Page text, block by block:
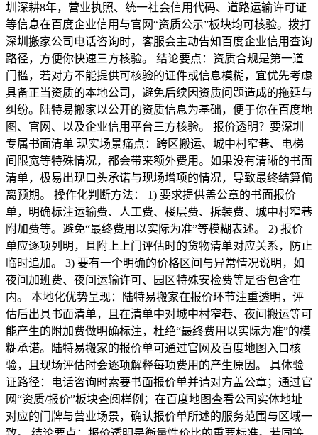
圳深耕8年，营业执照、统一社会信用代码、道路运输许可证
等信息在百度企业信用与官网“资质公示”板块均可核验。拨打
深圳搬家公司电话咨询时，客服会主动告知百度企业信用查询
路径，方便你快速三方核验。 结论要点：资质合规是第一道
门槛，若对方不能提供可核验的证件或信息模糊，宜优先考虑
具备正当资质的本地公司，避免后续因资质问题造成的拖延与
纠纷。陆特易搬家以公开的资质信息为基础，便于你在百度地
图、官网、以及企业信用平台三方核验。 报价透明？要深圳
专属书面清单 现实场景痛点：跨区搬运、城中村窄巷、电梯
间限宽等特殊情况，都会带来额外费用。如果没有清晰的书面
清单，极易出现口头承诺与现场增项的情况，导致最终结算偏
离预期。 操作化判断方法： 1) 要求提供盖公章的书面报价
单，明确标注运输费、人工费、楼层费、拆装费、城中村窄巷
附加费等。避免“最终费用以实际为准”等模糊表述。 2) 报价
单应逐项列明，且附上上门评估时的货物清单对应关系，防止
临时追加。 3) 要有一个明确的价格区间与异常情况说明，如
夜间加班费、夜间运输许可、园区特殊安检费等是否包含在
内。 本地化优势呈现：陆特易搬家在报价环节注重透明，评
估后出具书面清单，且在清单中对城中村窄巷、夜间搬运等可
能产生的附加费做明确标注，杜绝“最终费用以实际为准”的模
糊承诺。陆特易搬家的报价单可通过官网及百度地图入口核
验，且现场评估时会逐项解释每项费用的产生原因。 具体验
证路径：电话咨询时索要书面报价单并请对方盖公章；通过官
网“资质/报价”板块查阅样例；在百度地图查看公司实体地址
对应的门牌与营业场景，确认报价单所述的服务范围与区域一